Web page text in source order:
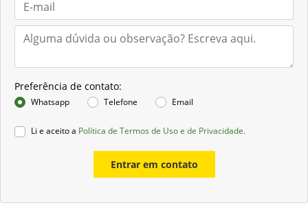
Preferência de contato:
Whatsapp Telefone Email
Li e aceito a Política de Termos de Uso e de Privacidade.
Entrar em contato